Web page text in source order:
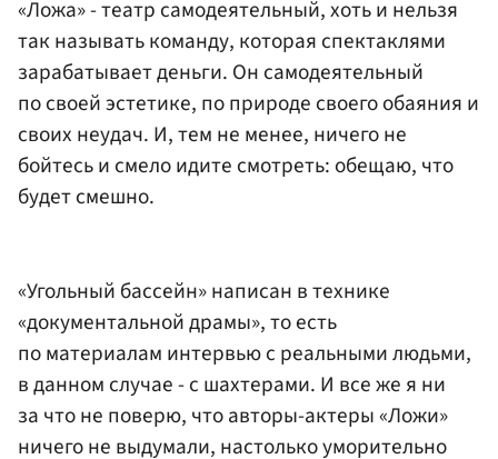
«Ложа» - театр самодеятельный, хоть и нельзя
так называть команду, которая спектаклями
зарабатывает деньги. Он самодеятельный
по своей эстетике, по природе своего обаяния и
своих неудач. И, тем не менее, ничего не
бойтесь и смело идите смотреть: обещаю, что
будет смешно.
«Угольный бассейн» написан в технике
«документальной драмы», то есть
по материалам интервью с реальными людьми,
в данном случае - с шахтерами. И все же я ни
за что не поверю, что авторы-актеры «Ложи»
ничего не выдумали, настолько уморительно